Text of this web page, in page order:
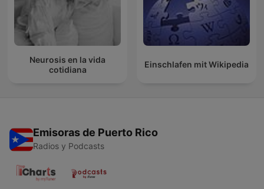
Neurosis en la vida
cotidiana
Einschlafen mit Wikipedia
Emisoras de Puerto Rico
Radios y Podcasts